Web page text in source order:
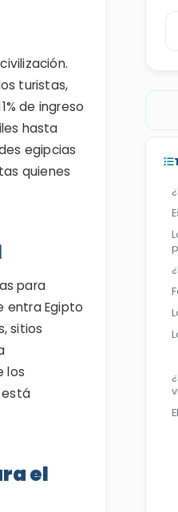
turistas,
de ingreso
hasta
egipcias
quienes
para
entra Egipto
sitios
los
está
el